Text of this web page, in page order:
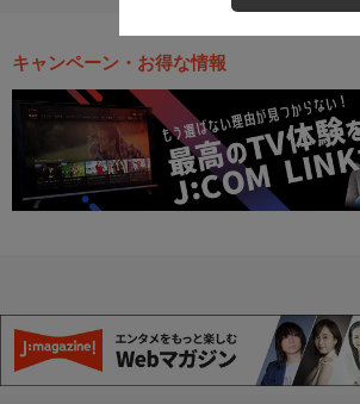
キャンペーン・お得な情報